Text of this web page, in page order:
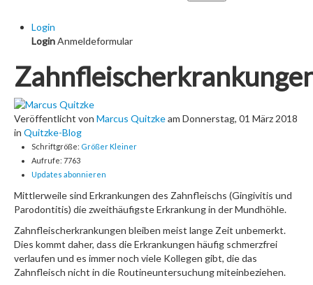
Login
LoginAnmeldeformular
Veröffentlicht von Marcus Quitzkeam Donnerstag, 01 März 2018
in Quitzke-Blog
Schriftgröße: GrößerKleiner
Aufrufe: 7763
Updates abonnieren
Mittlerweile sind Erkrankungen des Zahnfleischs (Gingivitis und
Parodontitis) die zweithäufigste Erkrankung in der Mundhöhle.
Zahnfleischerkrankungen bleiben meist lange Zeit unbemerkt.
Dies kommt daher, dass die Erkrankungen häufig schmerzfrei
verlaufen und es immer noch viele Kollegen gibt, die das
Zahnfleisch nicht in die Routineuntersuchung miteinbeziehen.